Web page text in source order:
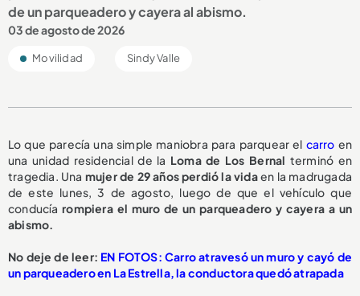
de un parqueadero y cayera al abismo.
03 de agosto de 2026
Movilidad Sindy Valle
Lo que parecía una simple maniobra para parquear el carro en
una unidad residencial de la Loma de Los Bernal terminó en
tragedia. Una mujer de 29 años perdió la vidaen la madrugada
de este lunes, 3 de agosto, luego de que el vehículo que
conducíarompiera el muro de un parqueadero y cayera a un
abismo.
No deje de leer: EN FOTOS: Carro atravesó un muro y cayó de
un parqueadero en La Estrella, la conductora quedó atrapada